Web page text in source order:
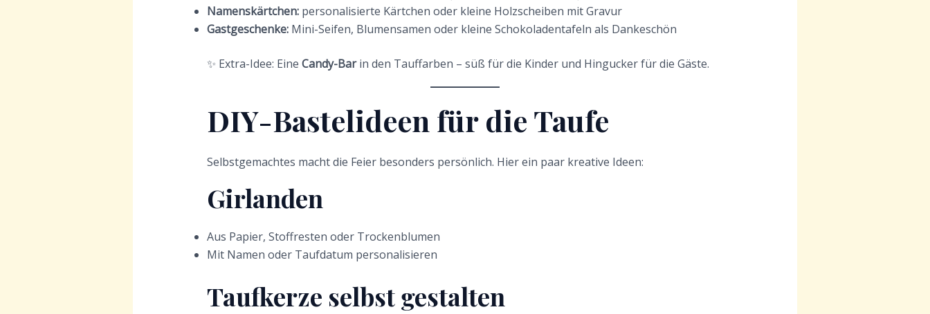
Namenskärtchen:personalisierte Kärtchen oder kleine Holzscheiben mit Gravur
Gastgeschenke:Mini-Seifen, Blumensamen oder kleine Schokoladentafeln als Dankeschön
✨ Extra-Idee: Eine Candy-Barin den Tauffarben – süß für die Kinder und Hingucker für die Gäste.
DIY-Bastelideen für die Taufe
Selbstgemachtes macht die Feier besonders persönlich. Hier ein paar kreative Ideen:
Girlanden
Aus Papier, Stoffresten oder Trockenblumen
Mit Namen oder Taufdatum personalisieren
Taufkerze selbst gestalten